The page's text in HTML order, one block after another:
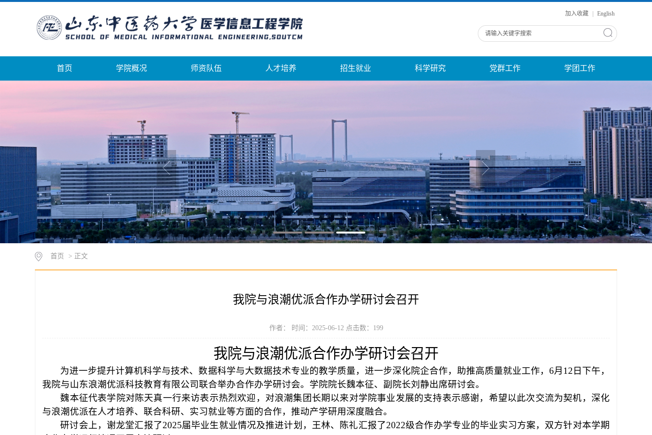
加入收藏 English
首页 学院概况 师资队伍 人才培养 招生就业 科学研究 党群工作 学团工作
首页 > 正文
我院与浪潮优派合作办学研讨会召开
作者： 时间：2025-06-12 点击数： 199
我院与浪潮优派合作办学研讨会召开
为进一步提升计算机科学与技术、数据科学与大数据技术专业的教学质量，进一步深化院企合作，助推高质量就业工作， 6月12日下午，
我院与山东浪潮优派科技教育有限公司联合举办合作办学研讨会。学院院长魏本征、副院长刘静出席研讨会。
魏本征代表学院对陈天真一行来访表示热烈欢迎，对浪潮集团长期以来对学院事业发展的支持表示感谢，希望以此次交流为契机，深化
与浪潮优派在人才培养、联合科研、实习就业等方面的合作，推动产学研用深度融合。
研讨会上，谢龙堂汇报了2025届毕业生就业情况及推进计划，王林、陈礼汇报了2022级合作办学专业的毕业实习方案，双方针对本学期